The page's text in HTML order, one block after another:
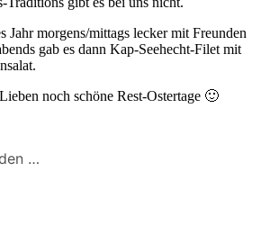
Jahr morgens/mittags lecker mit Freunden
gab es dann Kap-Seehecht-Filet mit
noch schöne Rest-Ostertage 🙂
…